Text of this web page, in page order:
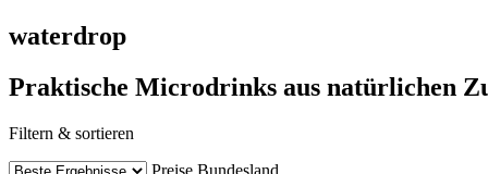
waterdrop
Praktische Microdrinks aus natürlichen
Filtern & sortieren
Preise Bundesland